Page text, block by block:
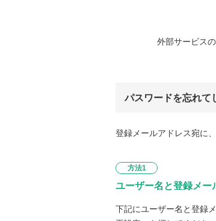
外部サービス
パスワードを忘れて
登録メールアドレス宛に
方法1
ユーザー名と登録メー
下記にユーザー名と登録